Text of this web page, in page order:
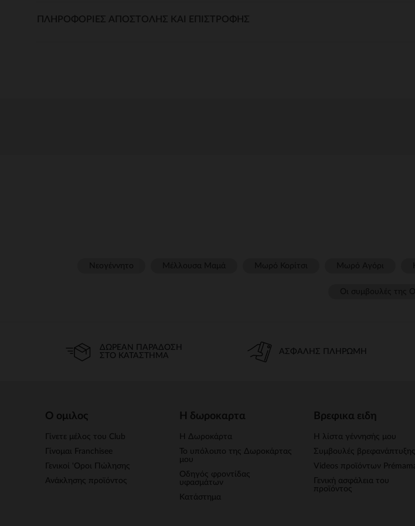
ΠΛΗΡΟΦΟΡΊΕΣ ΑΠΟΣΤΟΛΉΣ ΚΑΙ ΕΠΙΣΤΡΟΦΉΣ
ΔΩΡΕΆΝ ΠΑΡΆΔΟΣΗ
ΣΤΟ ΚΑΤΆΣΤΗΜΑ
ΑΣΦΑΛΉΣ ΠΛΗΡΩΜΉ
Ο ομιλος
Γίνετε μέλος του Club
Γίνομαι Franchisee
Γενικοί 'Οροι Πώλησης
Ανάκλησης προϊόντος
Η δωροκαρτα
Η Δωροκάρτα
Το υπόλοιπο της Δωροκάρτας
μου
Οδηγός φροντίδας
υφασμάτων
Κατάστημα
Βρεφικα ειδη
Η λίστα γέννησής μου
Συμβουλές βρεφανάπτυξης
Videos προϊόντων
Γενική ασφάλεια του
προϊόντος